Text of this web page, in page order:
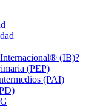
(IB)?
(PEP)
(PAI)